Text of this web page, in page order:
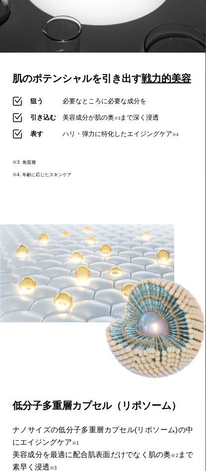
肌のポテンシャルを引き出す戦力的美容
狙う 必要なところに必要な成分を
引き込む 美容成分が肌の奥※3 まで深く浸透
表す ハリ・弾力に特化したエイジングケア ※4
※3. 角質層
※4. 年齢に応じたスキンケア
低分子多重層カプセル（リポソーム）
ナノサイズの低分子多重層カプセル(リポソーム)の中
にエイジングケア ※1
美容成分を最適に配合肌表面だけでなく肌の奥※2まで
素早く浸透 ※3